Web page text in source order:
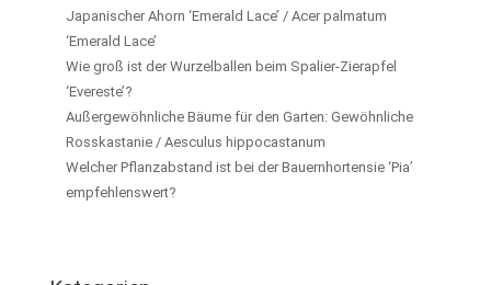
Japanischer Ahorn ‘Emerald Lace’ / Acer palmatum
‘Emerald Lace’
Wie groß ist der Wurzelballen beim Spalier-Zierapfel
‘Evereste’?
Außergewöhnliche Bäume für den Garten: Gewöhnliche
Rosskastanie / Aesculus hippocastanum
Welcher Pflanzabstand ist bei der Bauernhortensie ‘Pia’
empfehlenswert?